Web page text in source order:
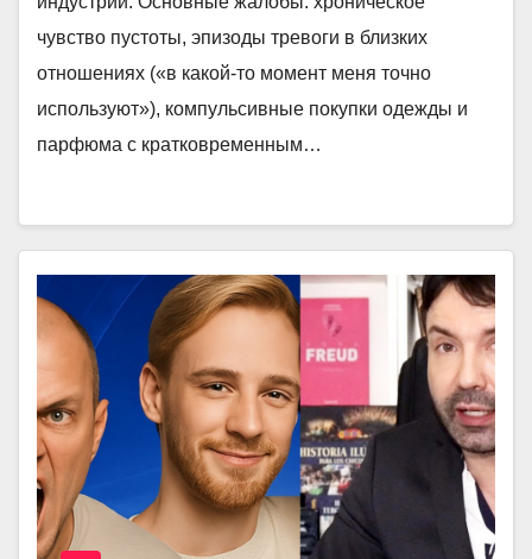
чувство пустоты, эпизоды тревоги в близких
отношениях («в какой-то момент меня точно
используют»), компульсивные покупки одежды и
парфюма с кратковременным…